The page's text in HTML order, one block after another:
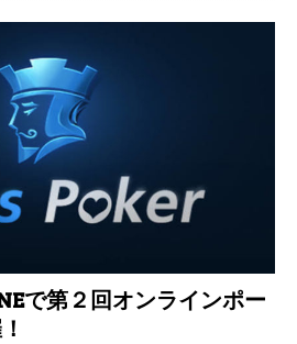
で第２回オンラインポー